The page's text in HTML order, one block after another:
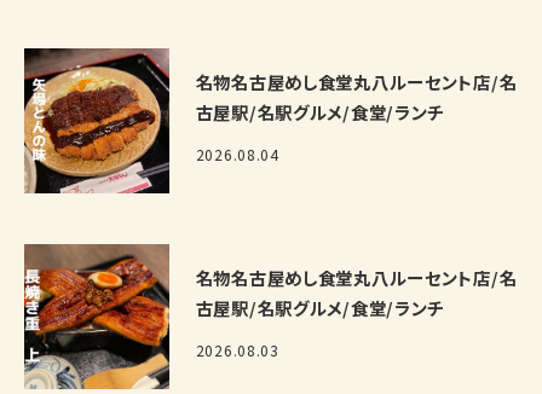
名物名古屋めし食堂丸八ルーセント店/名
古屋駅/名駅グルメ/食堂/ランチ
2026.08.04
名物名古屋めし食堂丸八ルーセント店/名
古屋駅/名駅グルメ/食堂/ランチ
2026.08.03